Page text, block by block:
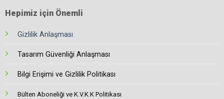
Hepimiz için Önemli
Gizlilik Anlaşması
Tasarım Güvenliği Anlaşması
Bilgi Erişimi ve Gizlilik Politikası
Bülten Aboneliği ve K.V.K.K Politikası